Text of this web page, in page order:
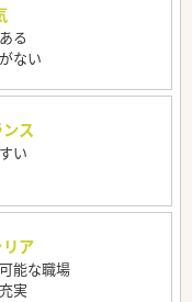
る
ない
ス
い
リア
能な職場
実